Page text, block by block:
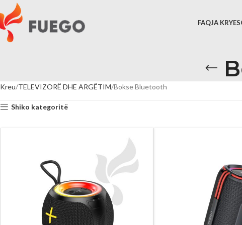
FAQJA
Kreu TELEVIZORË DHE ARGËTIM Bokse Bluetooth
Shiko kategoritë